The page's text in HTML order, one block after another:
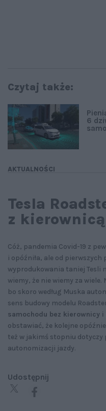
Czytaj także:
AKTUALNOŚCI
6
Tesla
z
Cóż, pandemia Covid-19 z
i opóźniła, ale od
wyprodukowania taniej Tesli
wiemy, że nie wiemy za
bo skoro według Muska
sens budowy modelu
samochodu bez kierownicy i
obstawiać, że kolejne
też w jakimś stopniu dotyczy
autonomizacji jazdy.
Udostępnij